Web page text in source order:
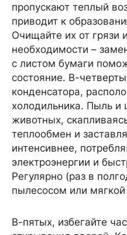
пропускают теплый
приводит к
Очищайте их от грязи
необходимости –
с листом бумаги
состояние. В-
конденсатора,
холодильника. Пыль
животных,
теплообмен и
интенсивнее,
электроэнергии и
Регулярно (раз в
пылесосом или
В-пятых, избегайте